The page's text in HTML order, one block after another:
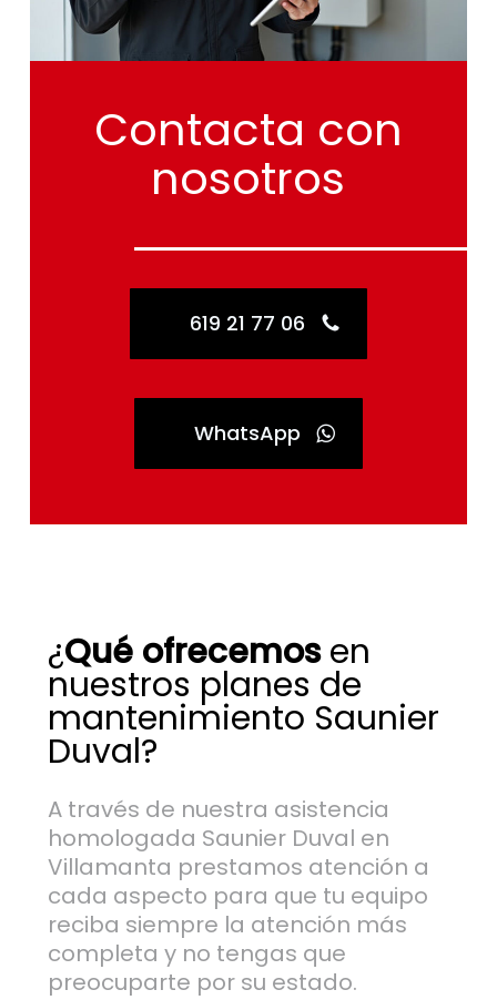
Contacta con
nosotros
619 21 77 06
WhatsApp
¿Qué ofrecemosen
nuestros planes de
mantenimiento Saunier
Duval?
A través de nuestra asistencia
homologada Saunier Duval en
Villamanta prestamos atención a
cada aspecto para que tu equipo
reciba siempre la atención más
completa y no tengas que
preocuparte por su estado.